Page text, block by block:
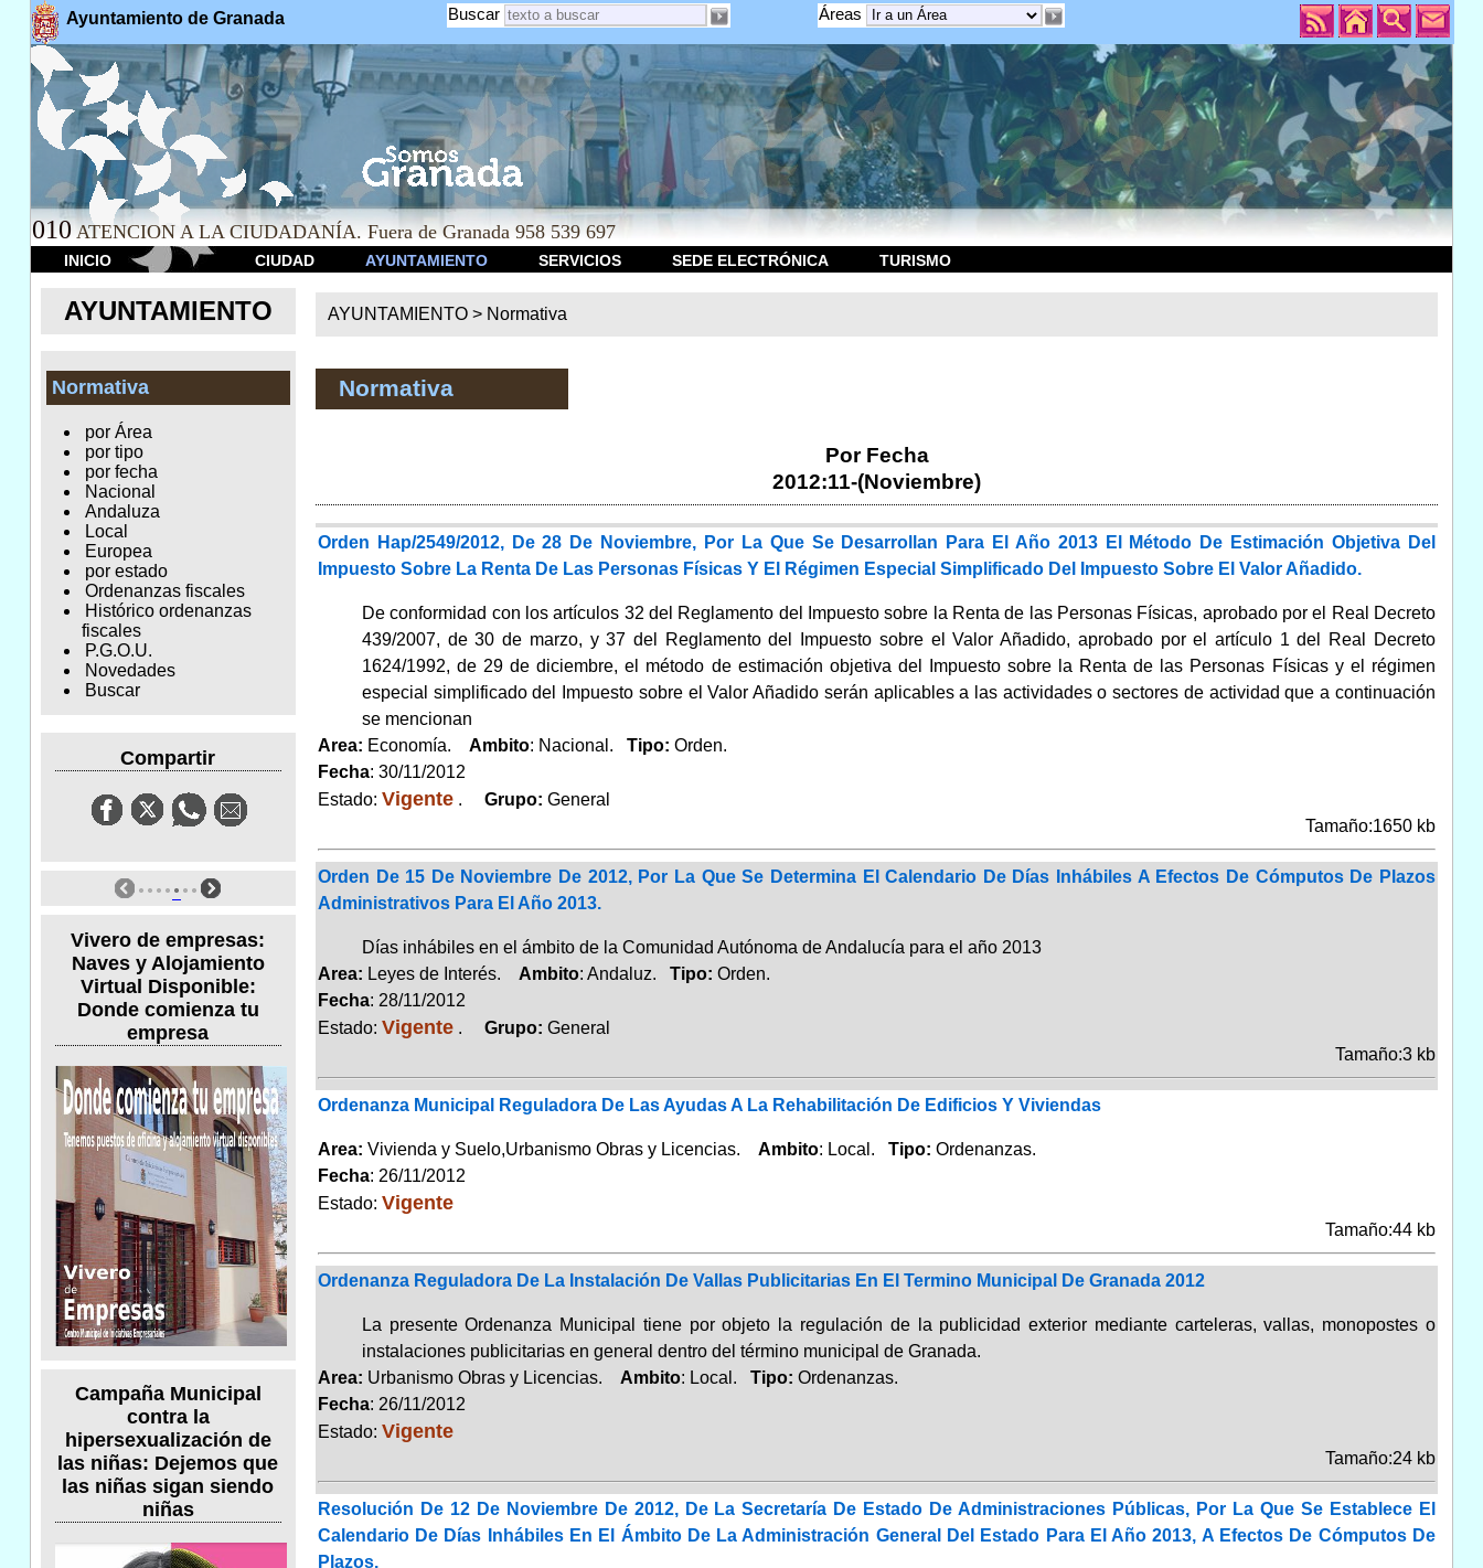
Ayuntamiento de Granada Áreas
Buscar
010 ATENCION A LA CIUDADANÍA. Fuera de Granada 958 539 697
INICIO CIUDAD AYUNTAMIENTO SERVICIOS SEDE ELECTRÓNICA TURISMO
AYUNTAMIENTO
Normativa
por Área
por tipo
por fecha
Nacional
Andaluza
Local
Europea
por estado
Ordenanzas fiscales
Histórico ordenanzas
fiscales
P.G.O.U.
Novedades
Buscar
Compartir
Vivero de empresas:
Naves y Alojamiento
Virtual Disponible:
Donde comienza tu
empresa
Campaña Municipal
contra la
hipersexualización de
las niñas: Dejemos que
las niñas sigan siendo
niñas
AYUNTAMIENTO > Normativa
Normativa
Por Fecha
2012:11-(Noviembre)
Orden Hap/2549/2012, De 28 De Noviembre, Por La Que Se Desarrollan Para El Año 2013 El Método De Estimación Objetiva Del
Impuesto Sobre La Renta De Las Personas Físicas Y El Régimen Especial Simplificado Del Impuesto Sobre El Valor Añadido.
De conformidad con los artículos 32 del Reglamento del Impuesto sobre la Renta de las Personas Físicas, aprobado por el Real Decreto
439/2007, de 30 de marzo, y 37 del Reglamento del Impuesto sobre el Valor Añadido, aprobado por el artículo 1 del Real Decreto
1624/1992, de 29 de diciembre, el método de estimación objetiva del Impuesto sobre la Renta de las Personas Físicas y el régimen
especial simplificado del Impuesto sobre el Valor Añadido serán aplicables a las actividades o sectores de actividad que a continuación
se mencionan
Area: Economía. Ambito: Nacional. Tipo: Orden.
Fecha: 30/11/2012
Estado: Vigente. Grupo: General
Tamaño:1650 kb
Orden De 15 De Noviembre De 2012, Por La Que Se Determina El Calendario De Días Inhábiles A Efectos De Cómputos De Plazos
Administrativos Para El Año 2013.
Días inhábiles en el ámbito de la Comunidad Autónoma de Andalucía para el año 2013
Area: Leyes de Interés. Ambito: Andaluz. Tipo: Orden.
Fecha: 28/11/2012
Estado: Vigente. Grupo: General
Tamaño:3 kb
Ordenanza Municipal Reguladora De Las Ayudas A La Rehabilitación De Edificios Y Viviendas
Area: Vivienda y Suelo,Urbanismo Obras y Licencias. Ambito: Local. Tipo: Ordenanzas.
Fecha: 26/11/2012
Estado: Vigente
Tamaño:44 kb
Ordenanza Reguladora De La Instalación De Vallas Publicitarias En El Termino Municipal De Granada 2012
La presente Ordenanza Municipal tiene por objeto la regulación de la publicidad exterior mediante carteleras, vallas, monopostes o
instalaciones publicitarias en general dentro del término municipal de Granada.
Area: Urbanismo Obras y Licencias. Ambito: Local. Tipo: Ordenanzas.
Fecha: 26/11/2012
Estado: Vigente
Tamaño:24 kb
Resolución De 12 De Noviembre De 2012, De La Secretaría De Estado De Administraciones Públicas, Por La Que Se Establece El
Calendario De Días Inhábiles En El Ámbito De La Administración General Del Estado Para El Año 2013, A Efectos De Cómputos De
Plazos.